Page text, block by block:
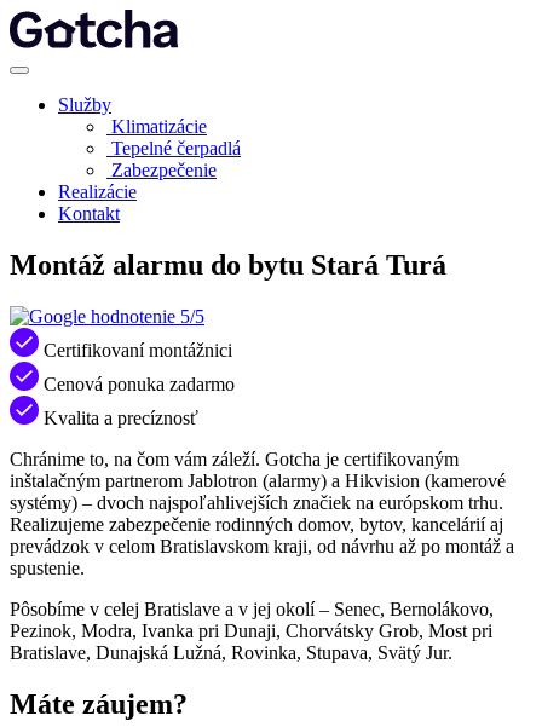
Služby
Klimatizácie
Tepelné čerpadlá
Zabezpečenie
Realizácie
Kontakt
Montáž alarmu do bytu Stará Turá
5/5
Certifikovaní montážnici
Cenová ponuka zadarmo
Kvalita a precíznosť
Chránime to, na čom vám záleží. Gotcha je certifikovaným
inštalačným partnerom Jablotron (alarmy) a Hikvision (kamerové
systémy) – dvoch najspoľahlivejších značiek na európskom trhu.
Realizujeme zabezpečenie rodinných domov, bytov, kancelárií aj
prevádzok v celom Bratislavskom kraji, od návrhu až po montáž a
spustenie.
Pôsobíme v celej Bratislave a v jej okolí – Senec, Bernolákovo,
Pezinok, Modra, Ivanka pri Dunaji, Chorvátsky Grob, Most pri
Bratislave, Dunajská Lužná, Rovinka, Stupava, Svätý Jur.
Máte záujem?